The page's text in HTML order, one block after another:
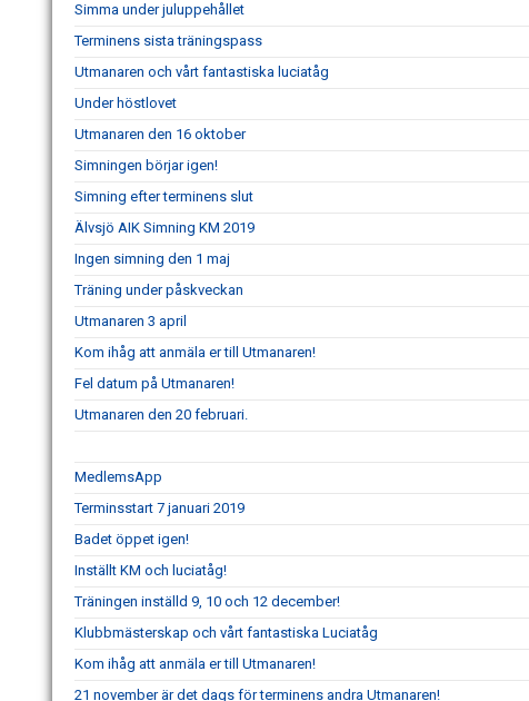
Simma under juluppehållet
Terminens sista träningspass
Utmanaren och vårt fantastiska luciatåg
Under höstlovet
Utmanaren den 16 oktober
Simningen börjar igen!
Simning efter terminens slut
Älvsjö AIK Simning KM 2019
Ingen simning den 1 maj
Träning under påskveckan
Utmanaren 3 april
Kom ihåg att anmäla er till Utmanaren!
Fel datum på Utmanaren!
Utmanaren den 20 februari.
MedlemsApp
Terminsstart 7 januari 2019
Badet öppet igen!
Inställt KM och luciatåg!
Träningen inställd 9, 10 och 12 december!
Klubbmästerskap och vårt fantastiska Luciatåg
Kom ihåg att anmäla er till Utmanaren!
21 november är det dags för terminens andra Utmanaren!